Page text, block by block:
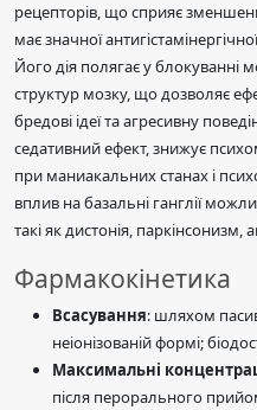
рецепторів, що сприяє
має значної
Його дія полягає у блокуванні
структур мозку, що дозволяє
бредові ідеї та агресивну
седативний ефект, знижує
при маниакальних станах і
вплив на базальні ганглії
такі як дистонія, паркінсонизм,
Фармакокінетика
Всасування: шляхом
неіонізованій формі;
Максимальні
після перорального